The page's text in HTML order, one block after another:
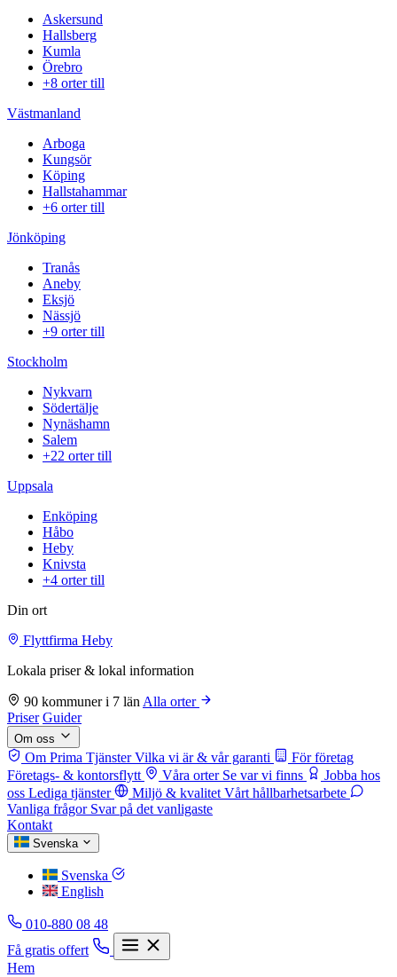
Askersund
Hallsberg
Kumla
Örebro
+8 orter till
Västmanland
Arboga
Kungsör
Köping
Hallstahammar
+6 orter till
Jönköping
Tranås
Aneby
Eksjö
Nässjö
+9 orter till
Stockholm
Nykvarn
Södertälje
Nynäshamn
Salem
+22 orter till
Uppsala
Enköping
Håbo
Heby
Knivsta
+4 orter till
Din ort
Flyttfirma Heby
Lokala priser & lokal information
90 kommuner i 7 län Alla orter
Priser Guider
Om oss
Om Prima Tjänster Vilka vi är & vår garanti
För företag
Företags- & kontorsflytt
Våra orter Se var vi finns
Jobba hos
oss Lediga tjänster Miljö & kvalitet Vårt hållbarhetsarbete
Vanliga frågor Svar på det vanligaste
Kontakt
Svenska
Svenska
English
010-880 08 48
Få gratis offert
Hem